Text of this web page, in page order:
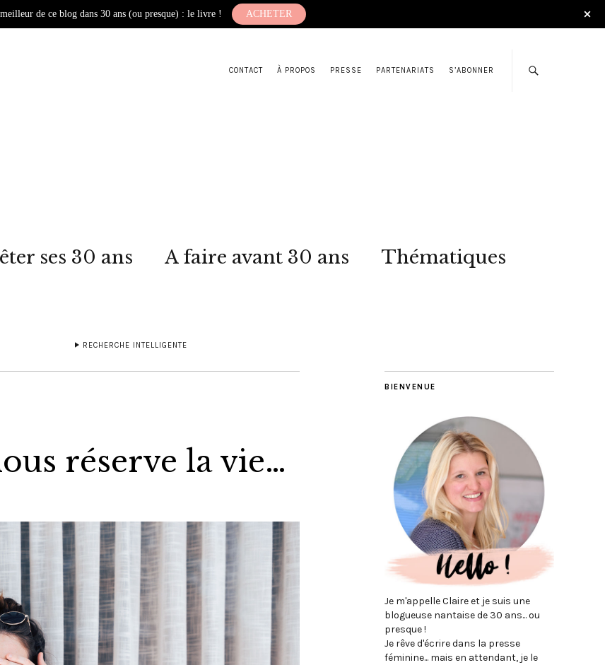
CONTACT À PROPOS PRESSE PARTENARIATS S’ABONNER
ses 30 ans A faire avant 30 ans Thématiques
RECHERCHE INTELLIGENTE
réserve la vie…
BIENVENUE
Je m'appelle Claire et je suis une
blogueuse nantaise de 30 ans... ou
presque !
Je rêve d'écrire dans la presse
féminine... mais en attendant, je le
de ce blog dans 30 ans (ou presque) : le livre ! ACHETER